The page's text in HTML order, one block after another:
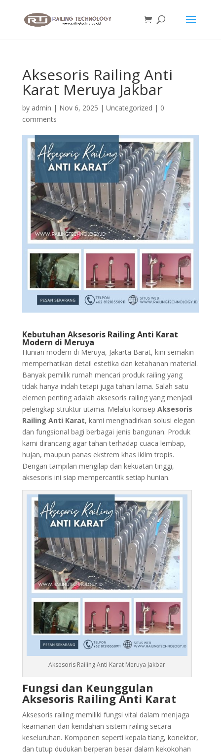
Aksesoris Railing Anti
Karat Meruya Jakbar
by admin | Nov 6, 2025 | Uncategorized | 0
comments
Kebutuhan Aksesoris Railing Anti Karat
Modern di Meruya
Hunian modern di Meruya, Jakarta Barat, kini semakin
memperhatikan detail estetika dan ketahanan material.
Banyak pemilik rumah mencari produk railing yang
tidak hanya indah tetapi juga tahan lama. Salah satu
elemen penting adalah aksesoris railing yang menjadi
pelengkap struktur utama. Melalui konsep Aksesoris
Railing Anti Karat, kami menghadirkan solusi elegan
dan fungsional bagi berbagai jenis bangunan. Produk
kami dirancang agar tahan terhadap cuaca lembap,
hujan, maupun panas ekstrem khas iklim tropis.
Dengan tampilan mengilap dan kekuatan tinggi,
aksesoris ini siap mempercantik setiap hunian.
Aksesoris Railing Anti Karat Meruya Jakbar
Fungsi dan Keunggulan
Aksesoris RailingAnti Karat
Aksesoris railing memiliki fungsi vital dalam menjaga
keamanan dan keindahan sistem railing secara
keseluruhan. Komponen seperti kepala tiang, konektor,
dan tutup dudukan berperan besar dalam kekokohan